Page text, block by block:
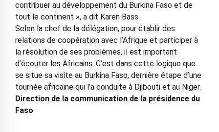
contribuer au développement du Burkina Faso et de
tout le continent », a dit Karen Bass.
Selon la chef de la délégation, pour établir des
relations de coopération avec l’Afrique et participer à
la résolution de ses problèmes, il est important
d’écouter les Africains. C’est dans cette logique que
se situe sa visite au Burkina Faso, dernière étape d’une
tournée africaine qui l’a conduite à Djibouti et au Niger.
Direction de la communication de la présidence du
Faso